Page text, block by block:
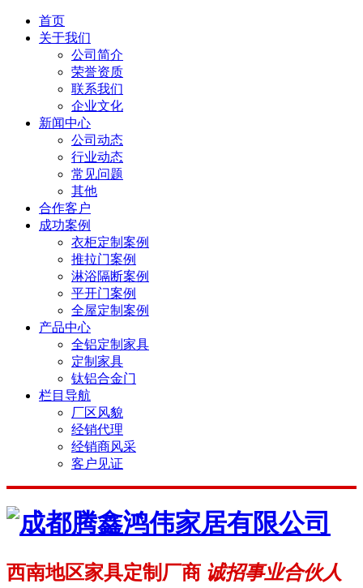
首页
关于我们
公司简介
荣誉资质
联系我们
企业文化
新闻中心
公司动态
行业动态
常见问题
其他
合作客户
成功案例
衣柜定制案例
推拉门案例
淋浴隔断案例
平开门案例
全屋定制案例
产品中心
全铝定制家具
定制家具
钛铝合金门
栏目导航
厂区风貌
经销代理
经销商风采
客户见证
西南地区家具定制厂商 诚招事业合伙人